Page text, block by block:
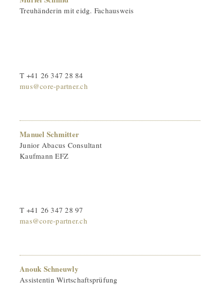
Treuhänderin mit eidg. Fachausweis
T +41 26 347 28 84
mus@core-partner.ch
Manuel Schmitter
Junior Abacus Consultant
Kaufmann EFZ
T +41 26 347 28 97
mas@core-partner.ch
Anouk Schneuwly
Assistentin Wirtschaftsprüfung